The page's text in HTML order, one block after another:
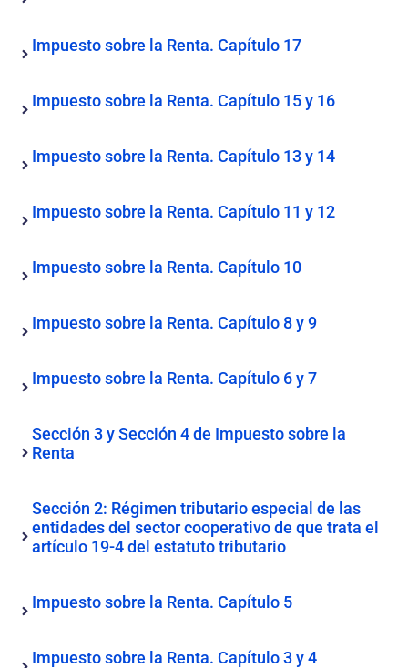
Impuesto sobre la Renta. Capítulo 17
Impuesto sobre la Renta. Capítulo 15 y 16
Impuesto sobre la Renta. Capítulo 13 y 14
Impuesto sobre la Renta. Capítulo 11 y 12
Impuesto sobre la Renta. Capítulo 10
Impuesto sobre la Renta. Capítulo 8 y 9
Impuesto sobre la Renta. Capítulo 6 y 7
Sección 3 y Sección 4 de Impuesto sobre la
Renta
Sección 2: Régimen tributario especial de las
entidades del sector cooperativo de que trata el
artículo 19-4 del estatuto tributario
Impuesto sobre la Renta. Capítulo 5
Impuesto sobre la Renta. Capítulo 3 y 4